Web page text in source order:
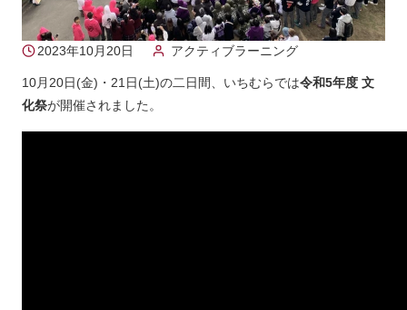
2023年10月20日 アクティブラーニング
10月20日(金)・21日(土)の二日間、いちむらでは令和5年度 文
化祭が開催されました。